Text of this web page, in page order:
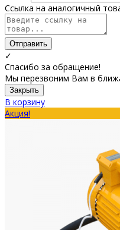
Ссылка на аналогичный
Отправить
✓
Спасибо за обращение!
Мы перезвоним Вам в
Закрыть
В корзину
Акция!